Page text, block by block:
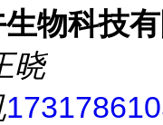
物科技
晓